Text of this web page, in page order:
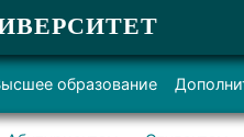
образование